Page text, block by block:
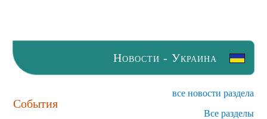
Новости - Украина
События
все новости раздела
Все разделы